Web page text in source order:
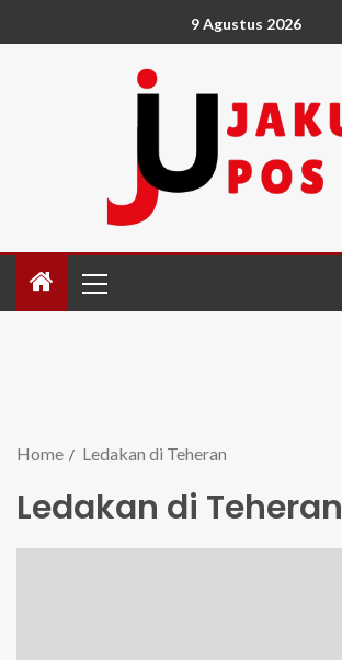
9 Agustus 2026
Home Ledakan di Teheran
Ledakan di Teheran